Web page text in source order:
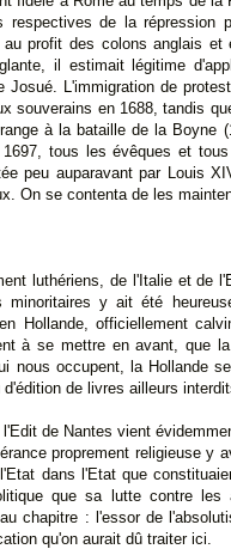
respectives de la
profit des colons anglais
il estimait légitime
Josué. L'immigration de
souverains en 1688, tandis
à la bataille de la Boyne
tous les évêques et
peu auparavant par Louis
On se contenta de les
luthériens, de l'Italie et de
y ait été
Hollande, officiellement
à se mettre en avant, que
nous occupent, la Hollande
de livres ailleurs
de Nantes vient
proprement religieuse y
dans l'Etat que
que sa lutte contre
chapitre : l'essor de
qu'on aurait dû traiter ici.